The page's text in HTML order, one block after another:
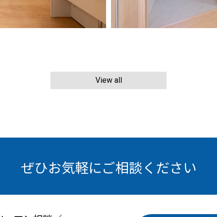
View all
ぜひお気軽にご相談ください